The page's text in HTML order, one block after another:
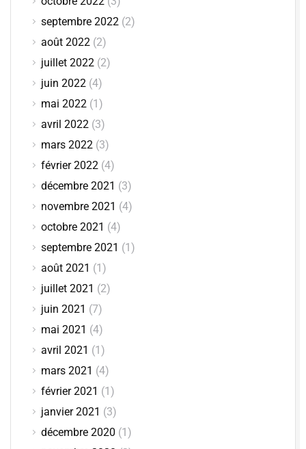
septembre 2022 (2)
août 2022 (2)
juillet 2022 (2)
juin 2022 (4)
mai 2022 (1)
avril 2022 (3)
mars 2022 (3)
février 2022 (4)
décembre 2021 (3)
novembre 2021 (4)
octobre 2021 (4)
septembre 2021 (1)
août 2021 (1)
juillet 2021 (2)
juin 2021 (7)
mai 2021 (4)
avril 2021 (1)
mars 2021 (4)
février 2021 (1)
janvier 2021 (3)
décembre 2020 (1)